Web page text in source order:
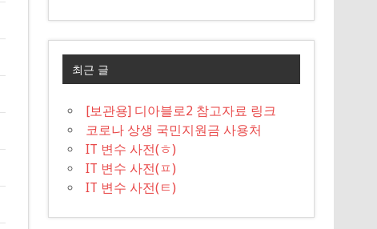
최근 글
[보관용] 디아블로2 참고자료 링크
코로나 상생 국민지원금 사용처
IT 변수 사전(ㅎ)
IT 변수 사전(ㅍ)
IT 변수 사전(ㅌ)